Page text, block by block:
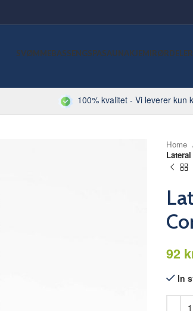
SVØMMEBASSENGSPASAUNAKJEMIRØRDELER
100% kvalitet - Vi leverer kun
Home
In